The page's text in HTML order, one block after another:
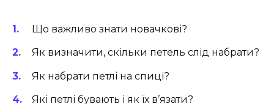
Що важливо знати новачкові?
Як визначити, скільки петель слід набрати?
Як набрати петлі на спиці?
Які петлі бувають і як їх в’язати?